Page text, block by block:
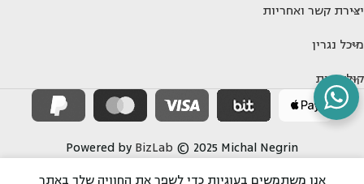
יצירת קשר ואחריות
מיכל נגרין
קולקציות
Powered by BizLab © 2025 Michal Negrin
אנו משתמשים בעוגיות כדי לשפר את החוויה שלך באתר